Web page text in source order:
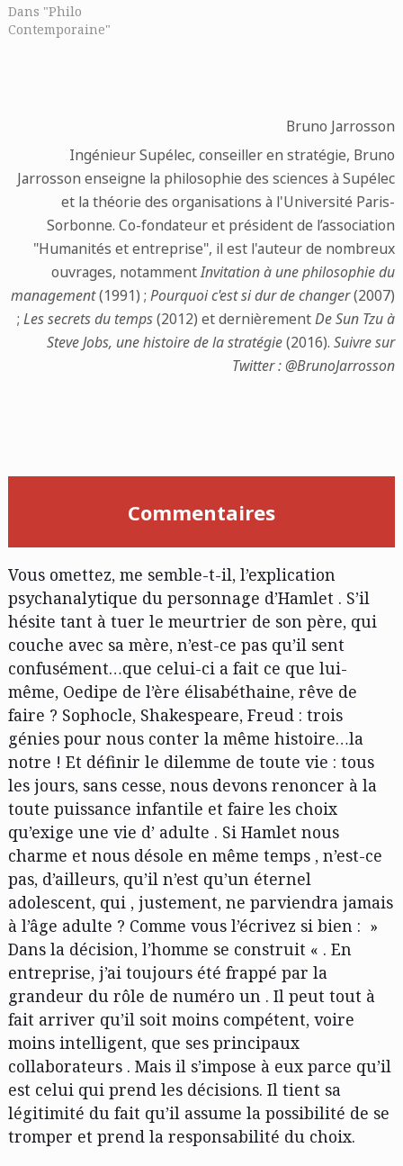
Dans "Philo
Contemporaine"
Bruno Jarrosson
Ingénieur Supélec, conseiller en stratégie, Bruno
Jarrosson enseigne la philosophie des sciences à Supélec
et la théorie des organisations à l'Université Paris-
Sorbonne. Co-fondateur et président de l’association
"Humanités et entreprise", il est l'auteur de nombreux
ouvrages, notammentInvitation à une philosophie du
management(1991) ;Pourquoi c'est si dur de changer(2007)
;Les secrets du temps(2012) et dernièrementDe Sun Tzu à
Steve Jobs, une histoire de la stratégie(2016).Suivre sur
Twitter : @BrunoJarrosson
Commentaires
Vous omettez, me semble-t-il, l’explication
psychanalytique du personnage d’Hamlet . S’il
hésite tant à tuer le meurtrier de son père, qui
couche avec sa mère, n’est-ce pas qu’il sent
confusément…que celui-ci a fait ce que lui-
même, Oedipe de l’ère élisabéthaine, rêve de
faire ? Sophocle, Shakespeare, Freud : trois
génies pour nous conter la même histoire…la
notre ! Et définir le dilemme de toute vie : tous
les jours, sans cesse, nous devons renoncer à la
toute puissance infantile et faire les choix
qu’exige une vie d’ adulte . Si Hamlet nous
charme et nous désole en même temps , n’est-ce
pas, d’ailleurs, qu’il n’est qu’un éternel
adolescent, qui , justement, ne parviendra jamais
à l’âge adulte ? Comme vous l’écrivez si bien : »
Dans la décision, l’homme se construit « . En
entreprise, j’ai toujours été frappé par la
grandeur du rôle de numéro un . Il peut tout à
fait arriver qu’il soit moins compétent, voire
moins intelligent, que ses principaux
collaborateurs . Mais il s’impose à eux parce qu’il
est celui qui prend les décisions. Il tient sa
légitimité du fait qu’il assume la possibilité de se
tromper et prend la responsabilité du choix.